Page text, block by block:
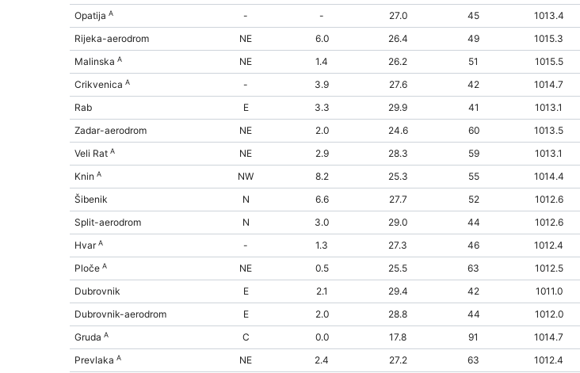
Opatija A - - 27.0 45 1013.4
Rijeka-aerodrom
NE 6.0 26.4 49 1015.3
Malinska A NE 1.4 26.2 51 1015.5
Crikvenica A - 3.9 27.6 42 1014.7
Rab
E 3.3 29.9 41 1013.1
Zadar-aerodrom
NE 2.0 24.6 60 1013.5
Veli Rat A NE 2.9 28.3 59 1013.1
Knin A NW 8.2 25.3 55 1014.4
Šibenik
N 6.6 27.7 52 1012.6
Split-aerodrom
N 3.0 29.0 44 1012.6
HvarA - 1.3 27.3 46 1012.4
Ploče A NE 0.5 25.5 63 1012.5
Dubrovnik
E 2.1 29.4 42 1011.0
Dubrovnik-aerodrom
E 2.0 28.8 44 1012.0
Gruda A C 0.0 17.8 91 1014.7
Prevlaka A NE 2.4 27.2 63 1012.4